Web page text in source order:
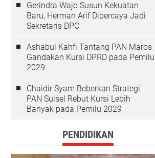
Gerindra Wajo Susun Kekuatan
Baru, Herman Arif Dipercaya Jadi
Sekretaris DPC
Ashabul Kahfi Tantang PAN Maros
Gandakan Kursi DPRD pada Pemilu
2029
Chaidir Syam Beberkan Strategi
PAN Sulsel Rebut Kursi Lebih
Banyak pada Pemilu 2029
PENDIDIKAN